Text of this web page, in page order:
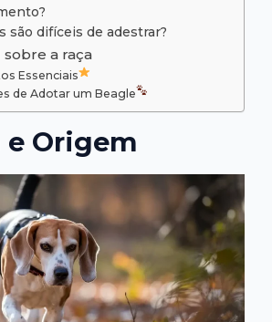
são difíceis de adestrar?
a raça
Essenciais
de Adotar um Beagle
Origem